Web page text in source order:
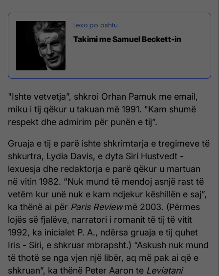
Takimi me Samuel Beckett-in
"Ishte vetvetja”, shkroi Orhan Pamuk me email,
miku i tij qëkur u takuan më 1991. "Kam shumë
respekt dhe admirim për punën e tij”.
Gruaja e tij e parë ishte shkrimtarja e tregimeve të
shkurtra, Lydia Davis, e dyta Siri Hustvedt -
lexuesja dhe redaktorja e parë qëkur u martuan
në vitin 1982. “Nuk mund të mendoj asnjë rast të
vetëm kur unë nuk e kam ndjekur këshillën e saj”,
ka thënë ai për Paris Reviewmë 2003. (Përmes
lojës së fjalëve, narratori i romanit të tij të vitit
1992, ka inicialet P. A., ndërsa gruaja e tij quhet
Iris - Siri, e shkruar mbrapsht.) “Askush nuk mund
të thotë se nga vjen një libër, aq më pak ai që e
shkruan”, ka thënë Peter Aaron te Leviatani